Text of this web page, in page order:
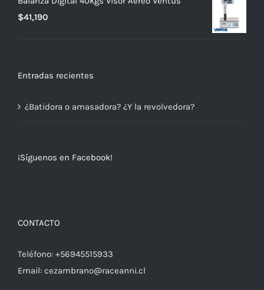
$41,190
Entradas recientes
¿Batidora o amasadora? ¿Y la revolvedora?
¡Síguenos en Facebook!
CONTACTO
Teléfono: +56945515933
Email: cezambrano@raceanni.cl